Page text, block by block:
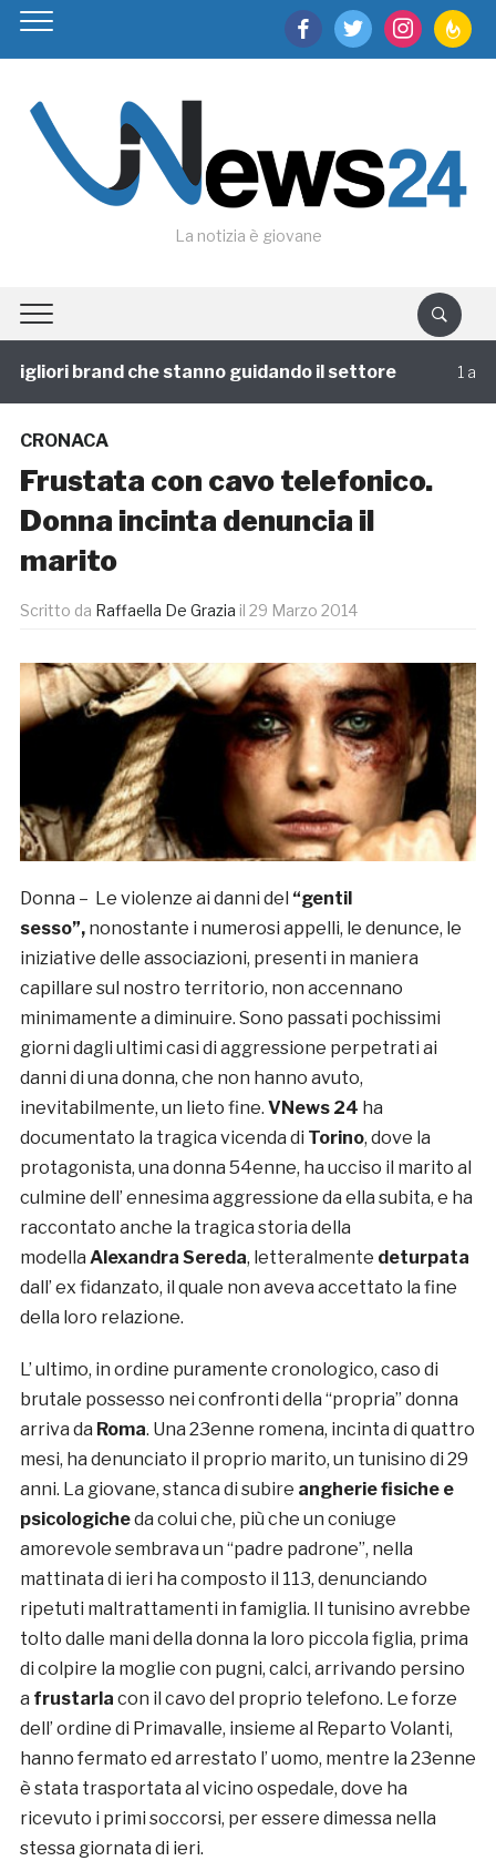
facebooktwitter instagram
La notizia è giovane
brand che stanno guidando il settore 1 annofa
CRONACA
Frustata con cavo telefonico.
Donna incinta denuncia il
marito
Scritto da Raffaella De Grazia il 29 Marzo 2014
Donna – Le violenze ai danni del “gentil
sesso”,nonostante i numerosi appelli, le denunce, le
iniziative delle associazioni, presenti in maniera
capillare sul nostro territorio, non accennano
minimamente a diminuire. Sono passati pochissimi
giorni dagli ultimi casi di aggressione perpetrati ai
danni di una donna, che non hanno avuto,
inevitabilmente, un lieto fine. VNews 24 ha
documentato la tragica vicenda di Torino, dove la
protagonista, una donna 54enne, ha ucciso il marito al
culmine dell’ ennesima aggressione da ella subita, e ha
raccontato anche la tragica storia della
modella Alexandra Sereda, letteralmente deturpata
dall’ ex fidanzato, il quale non aveva accettato la fine
della loro relazione.
L’ ultimo, in ordine puramente cronologico, caso di
brutale possesso nei confronti della “propria” donna
arriva da Roma. Una 23enne romena, incinta di quattro
mesi, ha denunciato il proprio marito, un tunisino di 29
anni. La giovane, stanca di subire angherie fisiche e
psicologicheda colui che, più che un coniuge
amorevole sembrava un “padre padrone”, nella
mattinata di ieri ha composto il 113, denunciando
ripetuti maltrattamenti in famiglia. Il tunisino avrebbe
tolto dalle mani della donna la loro piccola figlia, prima
di colpire la moglie con pugni, calci, arrivando persino
a frustarla con il cavo del proprio telefono. Le forze
dell’ ordine di Primavalle, insieme al Reparto Volanti,
hanno fermato ed arrestato l’ uomo, mentre la 23enne
è stata trasportata al vicino ospedale, dove ha
ricevuto i primi soccorsi, per essere dimessa nella
stessa giornata di ieri.